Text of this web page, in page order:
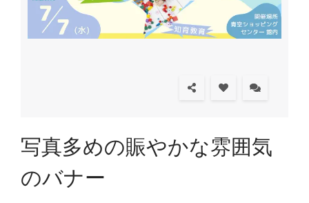
写真多めの賑やかな雰囲気
のバナー